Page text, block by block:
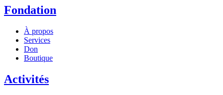
Fondation
À propos
Services
Don
Boutique
Activités